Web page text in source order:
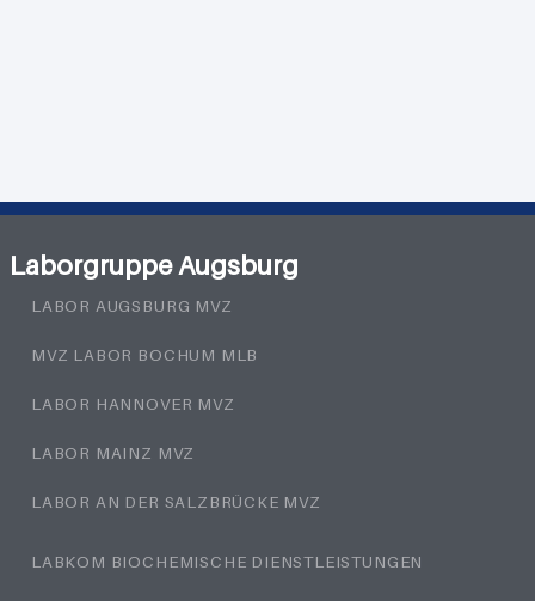
Laborgruppe Augsburg
LABOR AUGSBURG MVZ
MVZ LABOR BOCHUM MLB
LABOR HANNOVER MVZ
LABOR MAINZ MVZ
LABOR AN DER SALZBRÜCKE MVZ
LABKOM BIOCHEMISCHE DIENSTLEISTUNGEN